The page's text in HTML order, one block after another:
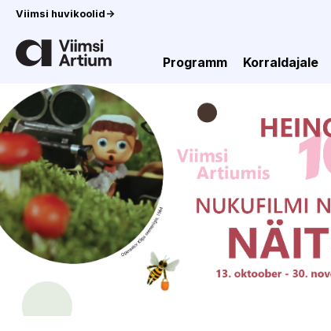
Viimsi huvikoolid ->
Programm Korraldajale